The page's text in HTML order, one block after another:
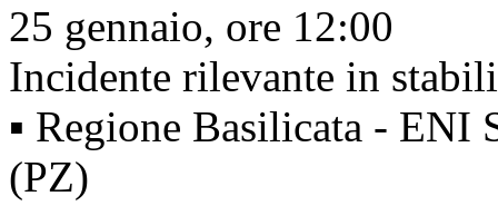
25 gennaio, ore 12:00
Incidente rilevante in
▪ Regione Basilicata - ENI
(PZ)